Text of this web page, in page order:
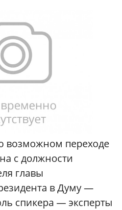
возможном переходе
с должности
главы
в Думу —
спикера — эксперты